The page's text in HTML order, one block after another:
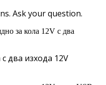
Ask your question.
два изхода 12V